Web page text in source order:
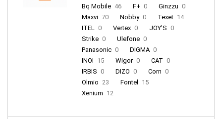
Bq Mobile 46 F+ 0 Ginzzu 0
Maxvi 70 Nobby 0 Texet 14
ITEL 0 Vertex 0 JOY'S 0
Strike 0 Ulefone 0
Panasonic 0 DIGMA 0
INOI 15 Wigor 0 CAT 0
IRBIS 0 DIZO 0 Corn 0
Olmio 23 Fontel
15
Xenium 12